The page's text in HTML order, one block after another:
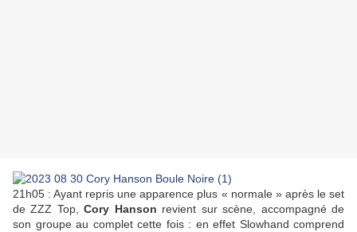
21h05 : Ayant repris une apparence plus « normale » après le set
de ZZZ Top,Cory Hanson revient sur scène, accompagné de
son groupe au complet cette fois : en effet Slowhand comprend